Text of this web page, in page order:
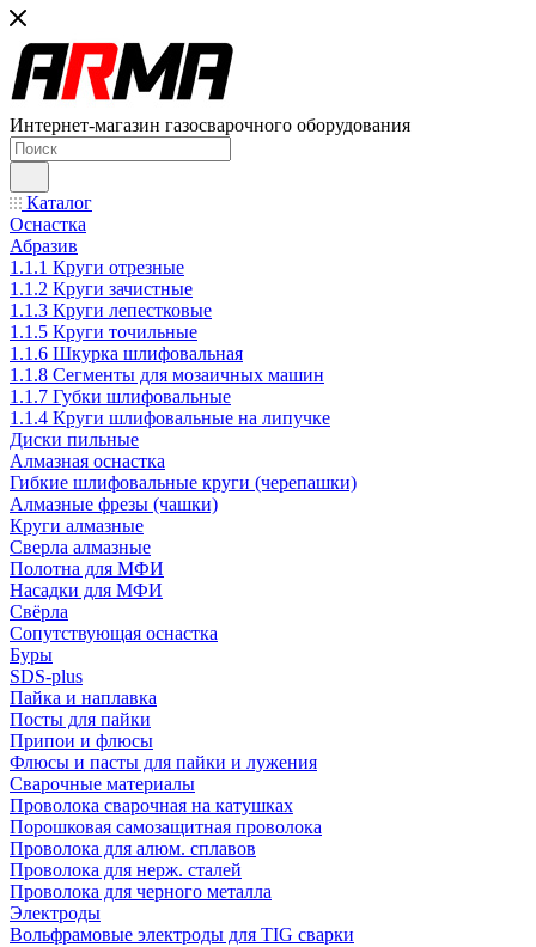
Интернет-магазин газосварочного оборудования
Каталог
Оснастка
Абразив
1.1.1 Круги отрезные
1.1.2 Круги зачистные
1.1.3 Круги лепестковые
1.1.5 Круги точильные
1.1.6 Шкурка шлифовальная
1.1.8 Сегменты для мозаичных машин
1.1.7 Губки шлифовальные
1.1.4 Круги шлифовальные на липучке
Диски пильные
Алмазная оснастка
Гибкие шлифовальные круги (черепашки)
Алмазные фрезы (чашки)
Круги алмазные
Сверла алмазные
Полотна для МФИ
Насадки для МФИ
Свёрла
Сопутствующая оснастка
Буры
SDS-plus
Пайка и наплавка
Посты для пайки
Припои и флюсы
Флюсы и пасты для пайки и лужения
Сварочные материалы
Проволока сварочная на катушках
Порошковая самозащитная проволока
Проволока для алюм. сплавов
Проволока для нерж. сталей
Проволока для черного металла
Электроды
Вольфрамовые электроды для TIG сварки